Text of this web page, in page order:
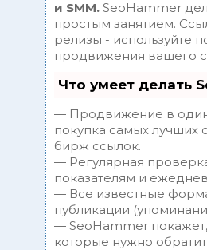
и SMM. SeoHammer
простым занятием.
релизы - используйте
продвижения вашего
Что умеет делать
— Продвижение в один
покупка самых лучших
бирж ссылок.
— Регулярная
показателям и
— Все известные
публикации
— SeoHammer
которые нужно